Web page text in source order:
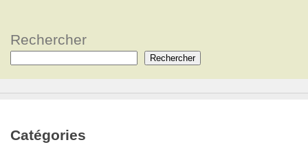
Rechercher
Rechercher
Catégories